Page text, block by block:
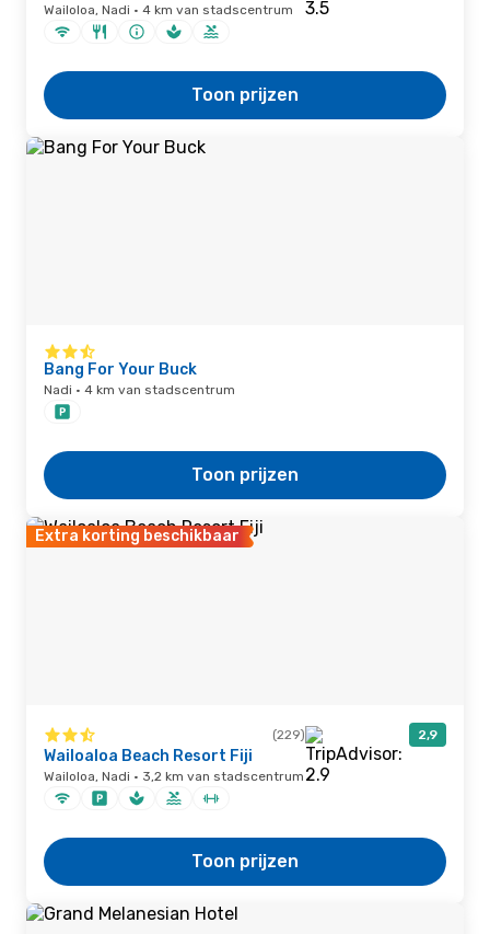
Wailoloa, Nadi · 4 km van stadscentrum
Toon prijzen
Bang For Your Buck
Nadi · 4 km van stadscentrum
Toon prijzen
Extra korting beschikbaar
(229) 2,9
Wailoaloa Beach Resort Fiji
Wailoloa, Nadi · 3,2 km van stadscentrum
Toon prijzen